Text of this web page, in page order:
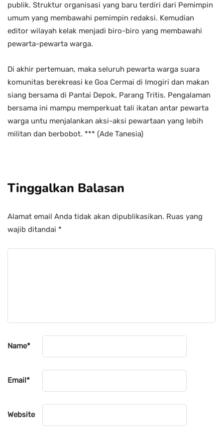
publik. Struktur organisasi yang baru terdiri dari Pemimpin
umum yang membawahi pemimpin redaksi. Kemudian
editor wilayah kelak menjadi biro-biro yang membawahi
pewarta-pewarta warga.
Di akhir pertemuan, maka seluruh pewarta warga suara
komunitas berekreasi ke Goa Cermai di Imogiri dan makan
siang bersama di Pantai Depok, Parang Tritis. Pengalaman
bersama ini mampu memperkuat tali ikatan antar pewarta
warga untu menjalankan aksi-aksi pewartaan yang lebih
militan dan berbobot. *** (Ade Tanesia)
Tinggalkan Balasan
Alamat email Anda tidak akan dipublikasikan. Ruas yang
wajib ditandai *
Name*
Email*
Website